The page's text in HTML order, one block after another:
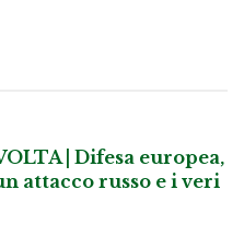
| Difesa europea,
attacco russo e i veri